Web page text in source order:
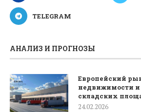
TELEGRAM
АНАЛИЗ И ПРОГНОЗЫ
Европейский
недвижимости и
складских
24.02.2026